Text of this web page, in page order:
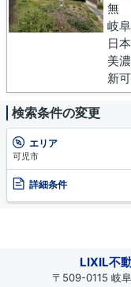
無
岐
日
美
新
検索条件の変更
エリア
可児市
詳細条件
LIXIL不
〒509-0115 岐